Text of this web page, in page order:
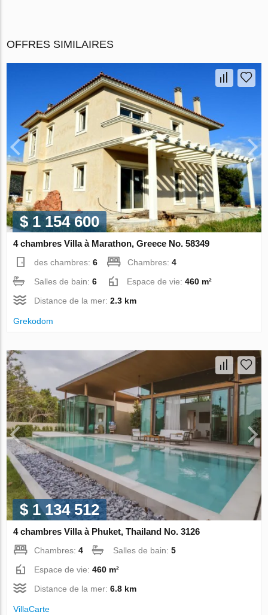
OFFRES SIMILAIRES
$ 1 154 600
4 chambres Villa à Marathon, Greece No. 58349
des chambres:6 Chambres:4
Salles de bain:6 Espace de vie:460 m²
Distance de la mer:2.3 km
Grekodom
$ 1 134 512
4 chambres Villa à Phuket, Thailand No. 3126
Chambres:4 Salles de bain:5
Espace de vie:460 m²
Distance de la mer:6.8 km
VillaСarte